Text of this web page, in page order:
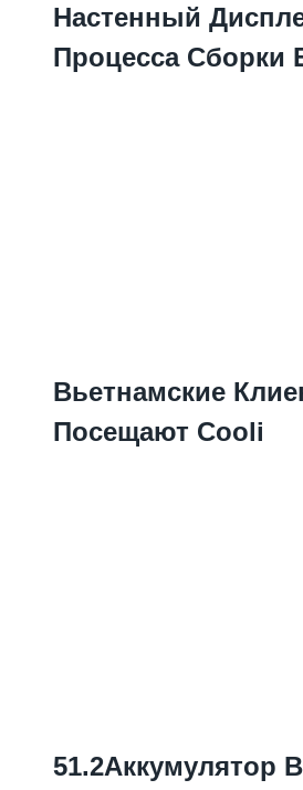
Настенный
Процесса Сборки
Вьетнамские
Посещают Cooli
51.2Аккумулятор